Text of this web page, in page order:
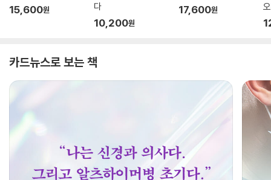
15,600원
다
10,200원
17,600원
카드뉴스로 보는 책